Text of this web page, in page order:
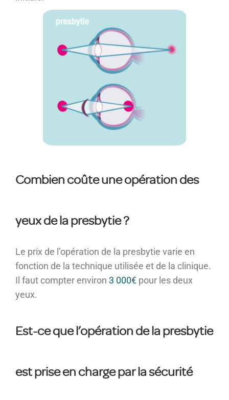
Combien coûte une opération des
yeux de la presbytie ?
Le prix de l’opération de la presbytie varie en
fonction de la technique utilisée et de la clinique.
Il faut compter environ 3 000€ pour les deux
yeux.
Est-ce que l’opération de la presbytie
est prise en charge par la sécurité